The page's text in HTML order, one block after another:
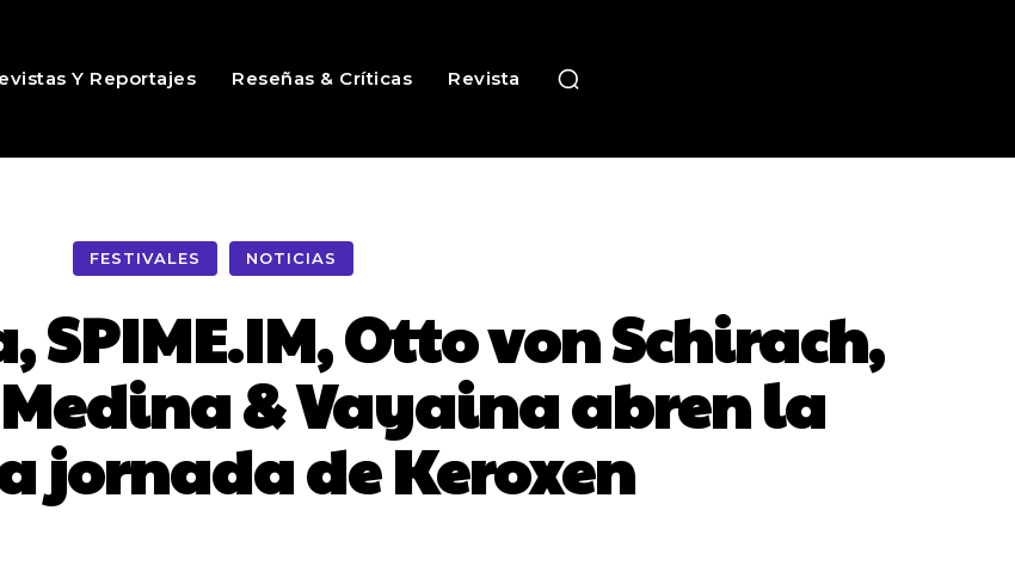
Y Reportajes Reseñas & Críticas Revista
FESTIVALES NOTICIAS
Otto von Schirach,
Medina & Vayaina abren la
jornada de Keroxen